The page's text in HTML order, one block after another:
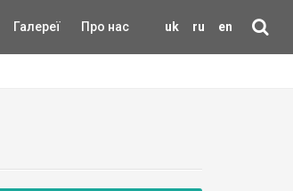
uk ru en
Галереї Про нас